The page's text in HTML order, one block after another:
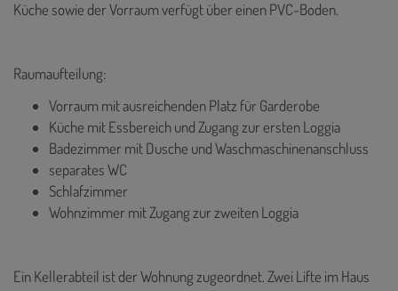
Küche sowie der Vorraum verfügt über einen PVC-Boden.
Raumaufteilung:
Vorraum mit ausreichenden Platz für Garderobe
Küche mit Essbereich und Zugang zur ersten Loggia
Badezimmer mit Dusche und Waschmaschinenanschluss
separates WC
Schlafzimmer
Wohnzimmer mit Zugang zur zweiten Loggia
Ein Kellerabteil ist der Wohnung zugeordnet. Zwei Lifte im Haus